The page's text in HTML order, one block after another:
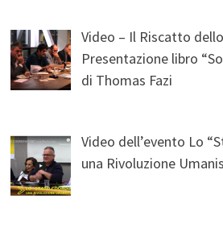
Video – Il Riscatto
Presentazione libro
di Thomas Fazi
Video dell’evento Lo
una Rivoluzione